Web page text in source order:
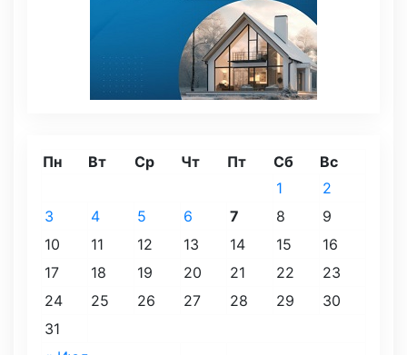
Пн Вт Ср Чт Пт Сб Вс
1
2
3
4 5 6 7 8
9
10
11 12 13 14 15
16
17
18 19 20 21 22
23
24
25 26 27 28 29
30
31